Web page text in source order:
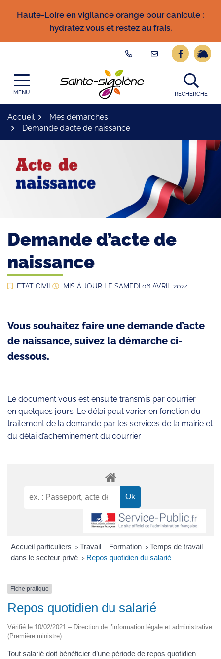
Haute-Loire en vigilance orange pour canicule :
hydratez vous et restez au frais.
Lien vers
Lien
MENU
Logo Site
RECHERCHE
Accueil
Mes démarches
Demande d’acte de naissance
Demande d’acte de
naissance
ETAT CIVIL MIS À JOUR LE SAMEDI 06 AVRIL 2024
Vous souhaitez faire une demande d’acte
de naissance, suivez la démarche ci-
dessous.
Le document vous est ensuite transmis par courrier
en quelques jours. Le délai peut varier en fonction du
traitement de la demande par les services de la mairie et
du délai d’acheminement du courrier.
Accueil particuliers > Travail – Formation > Temps de travail
dans le secteur privé > Repos quotidien du salarié
Fiche pratique
Repos quotidien du salarié
Vérifié le 10/02/2021 – Direction de l’information légale et administrative
(Première ministre)
Tout salarié doit bénéficier d’une période de repos quotidien